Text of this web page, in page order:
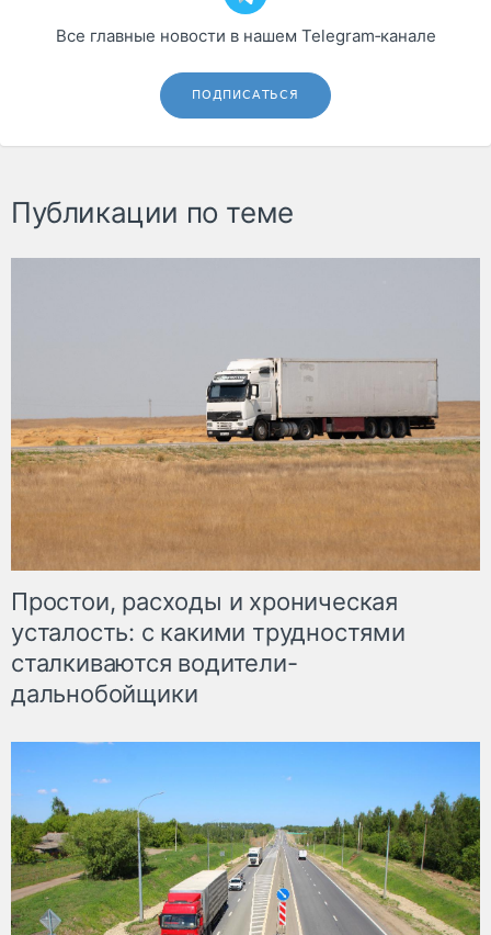
Все главные новости в нашем Telegram‑канале
ПОДПИСАТЬСЯ
Публикации по теме
Простои, расходы и хроническая
усталость: с какими трудностями
сталкиваются водители-
дальнобойщики